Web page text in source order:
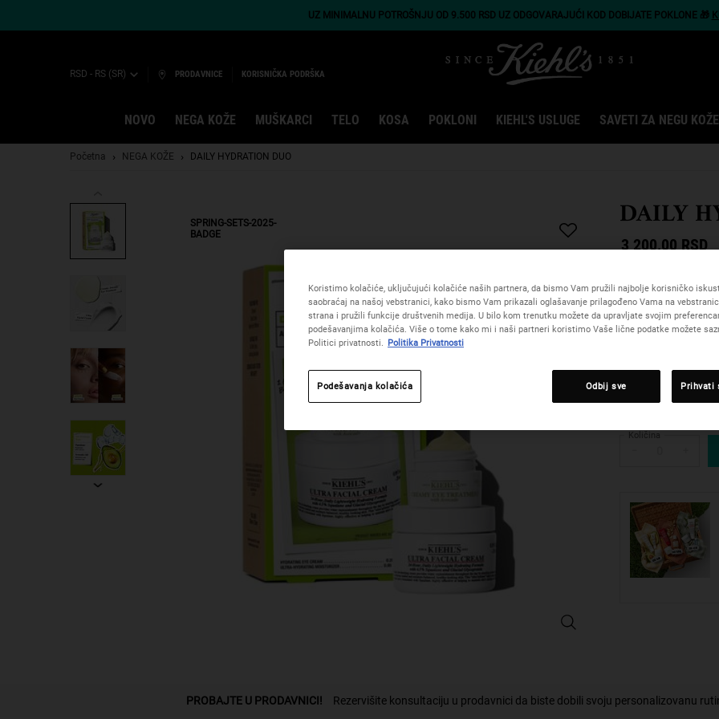
UZ MINIMALNU POTROŠNJU OD 9.500 RSD UZ ODGOVARAJUĆI KOD DOBIJATE POKLONE 🎁
RSD - RS (SR) PRODAVNICE KORISNIČKA PODRŠKA
NOVO NEGA KOŽE MUŠKARCI TELO KOSA POKLONI KIEHL'S USLUGE SAVETI ZA NEGU KOŽE
Početna NEGA KOŽE DAILY HYDRATION DUO
DAILY
3 200,00 RSD
6 osoba nedavno je
DAILY HYDRATION DUO - Povećajte
SPRING-SETS-2025-
BADGE
Hidratantni duo
od avokada. 3200
Količina
PROBAJTE U PRODAVNICI! Rezervišite konsultaciju u prodavnici da biste dobili svoju personalizovanu
Koristimo kolačiće, uključujući kolačiće naših partnera, da bismo Vam pružili najbolje korisničko
saobraćaj na našoj vebstranici, kako bismo Vam prikazali oglašavanje prilagođeno Vama na
strana i pružili funkcije društvenih medija. U bilo kom trenutku možete da upravljate svojim
podešavanjima kolačića. Više o tome kako mi i naši partneri koristimo Vaše lične podatke možete
Politici privatnosti. Politika Privatnosti
Odbij sve Prihvati
Podešavanja kolačića